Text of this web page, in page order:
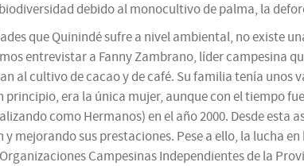
debido al monocultivo de palma, la
que Quinindé sufre a nivel ambiental, no existe
entrevistar a Fanny Zambrano, líder campesina
al cultivo de cacao y de café. Su familia tenía
principio, era la única mujer, aunque con el tiempo
como Hermanos) en el año 2000. Desde
mejorando sus prestaciones. Pese a ello, la lucha
Campesinas Independientes de la